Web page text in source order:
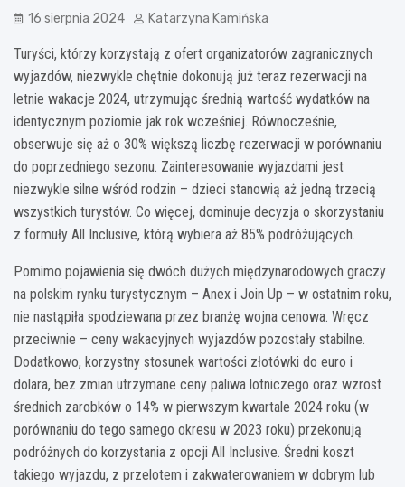
16 sierpnia 2024 Katarzyna Kamińska
Turyści, którzy korzystają z ofert organizatorów zagranicznych
wyjazdów, niezwykle chętnie dokonują już teraz rezerwacji na
letnie wakacje 2024, utrzymując średnią wartość wydatków na
identycznym poziomie jak rok wcześniej. Równocześnie,
obserwuje się aż o 30% większą liczbę rezerwacji w porównaniu
do poprzedniego sezonu. Zainteresowanie wyjazdami jest
niezwykle silne wśród rodzin – dzieci stanowią aż jedną trzecią
wszystkich turystów. Co więcej, dominuje decyzja o skorzystaniu
z formuły All Inclusive, którą wybiera aż 85% podróżujących.
Pomimo pojawienia się dwóch dużych międzynarodowych graczy
na polskim rynku turystycznym – Anex i Join Up – w ostatnim roku,
nie nastąpiła spodziewana przez branżę wojna cenowa. Wręcz
przeciwnie – ceny wakacyjnych wyjazdów pozostały stabilne.
Dodatkowo, korzystny stosunek wartości złotówki do euro i
dolara, bez zmian utrzymane ceny paliwa lotniczego oraz wzrost
średnich zarobków o 14% w pierwszym kwartale 2024 roku (w
porównaniu do tego samego okresu w 2023 roku) przekonują
podróżnych do korzystania z opcji All Inclusive. Średni koszt
takiego wyjazdu, z przelotem i zakwaterowaniem w dobrym lub